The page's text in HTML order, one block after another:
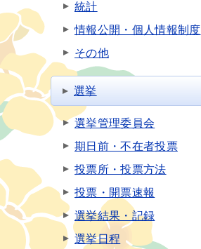
統計
情報公開・個人情報制度
その他
選挙
選挙管理委員会
期日前・不在者投票
投票所・投票方法
投票・開票速報
選挙結果・記録
選挙日程